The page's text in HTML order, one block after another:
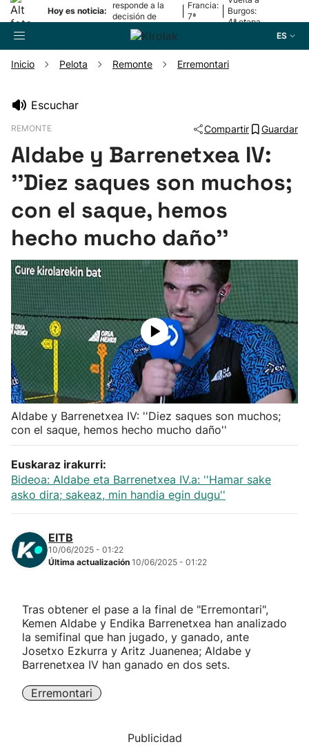
Hoy es noticia:
responde a la
decisión de
Oriamendi
Francia:
7ª
Burgos:
4ª etapa
ES
Pelota
Remo
Ciclismo
Herri-kirolak
Balonmano
Kirolak 360
Atletismo
Carreras de montaña
"Helmuga"
Inicio Pelota Remonte Erremontari
Escuchar
REMONTE Compartir Guardar
Aldabe y Barrenetxea IV:
''Diez saques son muchos;
con el saque, hemos
hecho mucho daño''
Aldabe y Barrenetxea IV: ''Diez saques son muchos;
con el saque, hemos hecho mucho daño''
Euskaraz irakurri:
Bideoa: Aldabe eta Barrenetxea IV.a: ''Hamar sake
asko dira; sakeaz, min handia egin dugu''
EITB
10/06/2025 - 01:22
Última actualización 10/06/2025 - 01:22
Tras obtener el pase a la final de "Erremontari",
Kemen Aldabe y Endika Barrenetxea han analizado
la semifinal que han jugado, y ganado, ante
Josetxo Ezkurra y Aritz Juanenea; Aldabe y
Barrenetxea IV han ganado en dos sets.
Erremontari
Publicidad